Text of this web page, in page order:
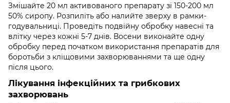
Змішайте 20 мл активованого препарату зі 150-200 мл
50% сиропу. Розпиліть або налийте зверху в рамки-
годувальниці. Проведіть подвійну обробку навесні та
влітку через кожні 5-7 днів. Восени виконайте одну
обробку перед початком використання препаратів для
боротьби з кліщовими захворюваннями та ще одну
після цього.
Лікування інфекційних та грибкових
захворювань